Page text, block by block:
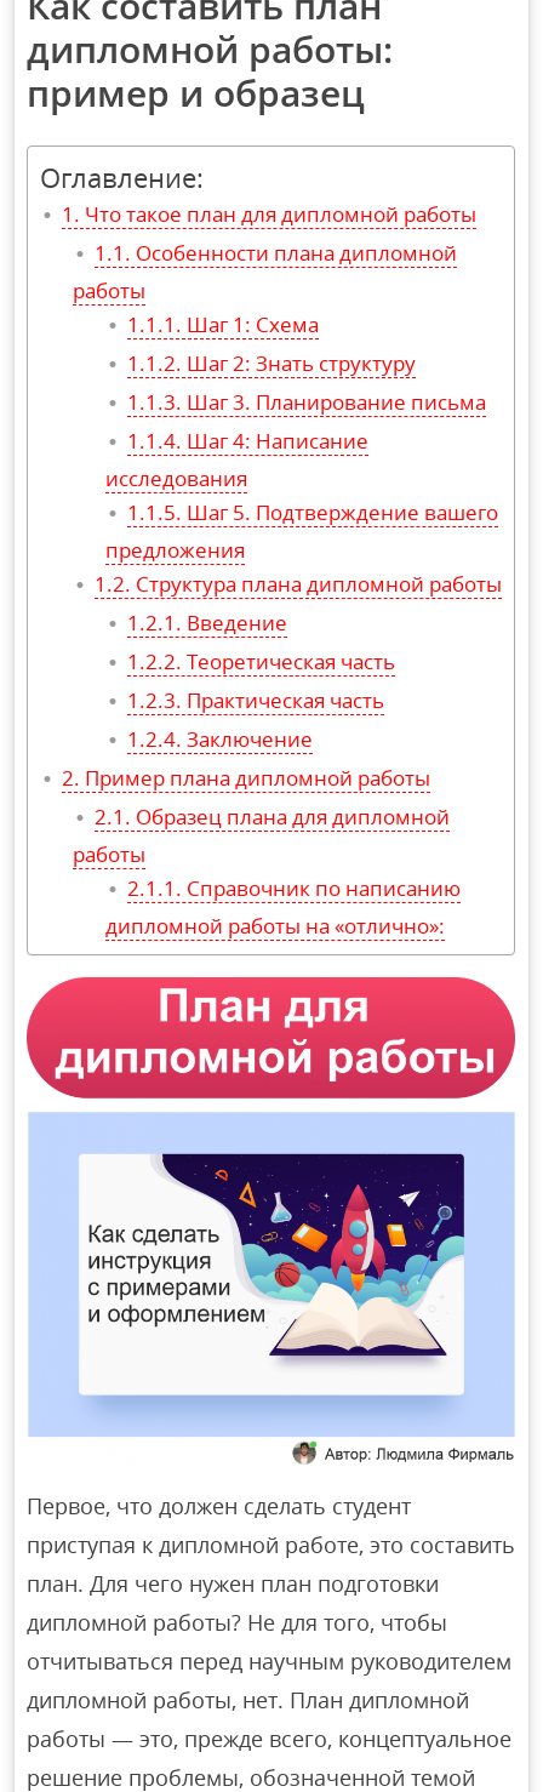
дипломной работы:
пример и образец
Оглавление:
Что такое план для дипломной работы
Особенности плана дипломной
работы
Шаг 1: Схема
Шаг 2: Знать структуру
Шаг 3. Планирование письма
Шаг 4: Написание
исследования
Шаг 5. Подтверждение вашего
предложения
Структура плана дипломной работы
Введение
Теоретическая часть
Практическая часть
Заключение
Пример плана дипломной работы
Образец плана для дипломной
работы
Справочник по написанию
дипломной работы на «отлично»:
Первое, что должен сделать студент
приступая к дипломной работе, это составить
план. Для чего нужен план подготовки
дипломной работы? Не для того, чтобы
отчитываться перед научным руководителем
дипломной работы, нет. План дипломной
работы — это, прежде всего, концептуальное
решение проблемы, обозначенной темой